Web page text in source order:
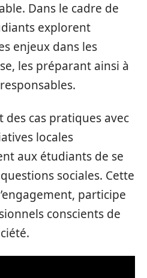
Dans le cadre de
explorent
enjeux dans les
les préparant ainsi à
cas pratiques avec
locales
aux étudiants de se
sociales. Cette
participe
conscients de